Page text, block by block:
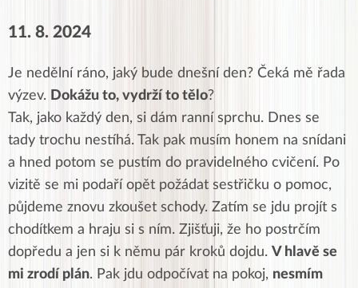
11. 8. 2024
Je nedělní ráno, jaký bude dnešní den? Čeká mě řada
výzev. Dokážu to, vydrží to tělo?
Tak, jako každý den, si dám ranní sprchu. Dnes se
tady trochu nestíhá. Tak pak musím honem na snídani
a hned potom se pustím do pravidelného cvičení. Po
vizitě se mi podaří opět požádat sestřičku o pomoc,
půjdeme znovu zkoušet schody. Zatím se jdu projít s
chodítkem a hraju si s ním. Zjišťuji, že ho postrčím
dopředu a jen si k němu pár kroků dojdu. V hlavě se
mi zrodí plán. Pak jdu odpočívat na pokoj, nesmím